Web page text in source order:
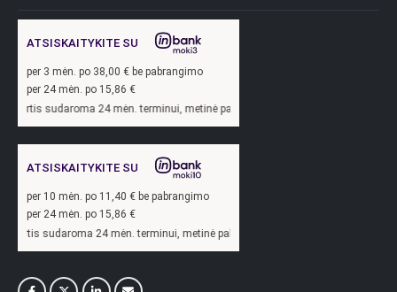
ATSISKAITYKITE SU
per 3 mėn. po 38,00 € be pabrangimo
per 24 mėn. po 15,86 €
24 mėn. terminui, metinė palūkanų norma –
ATSISKAITYKITE SU
per 10 mėn. po 11,40 € be pabrangimo
per 24 mėn. po 15,86 €
24 mėn. terminui, metinė palūkanų norma –